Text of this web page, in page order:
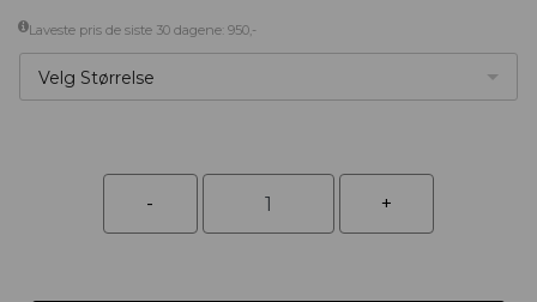
Laveste pris de siste 30 dagene: 950,-
Velg Størrelse